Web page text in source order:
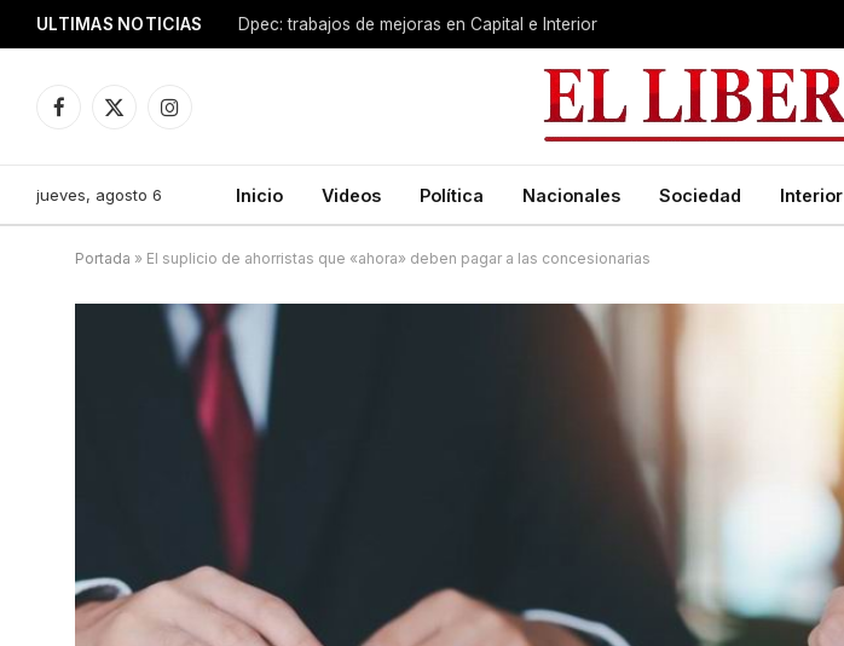
ULTIMAS NOTICIAS Dpec: trabajos de mejoras en Capital e Interior
Facebook
X
Instagram
jueves, agosto 6 Inicio Videos Política Nacionales Sociedad Interior
Portada » El suplicio de ahorristas que «ahora» deben pagar a las concesionarias